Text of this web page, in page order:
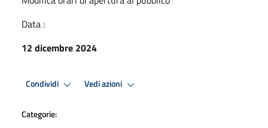
Data :
12 dicembre 2024
Condividi Vedi azioni
Categorie: